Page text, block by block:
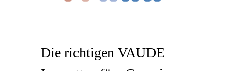
Die richtigen VAUDE